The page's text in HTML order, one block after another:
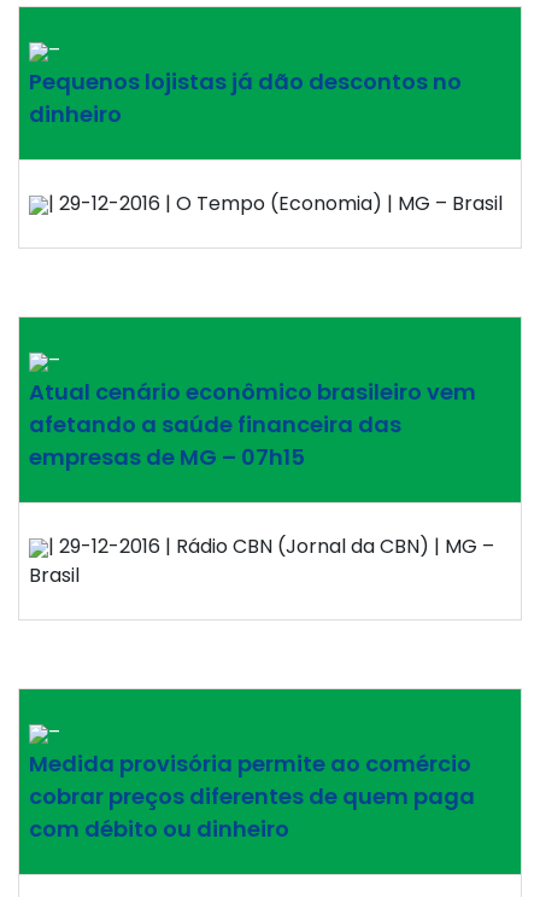
–
Pequenos lojistas já dão descontos no
dinheiro
| 29-12-2016 | O Tempo (Economia) | MG – Brasil
–
Atual cenário econômico brasileiro vem
afetando a saúde financeira das
empresas de MG – 07h15
| 29-12-2016 | Rádio CBN (Jornal da CBN) | MG –
Brasil
–
Medida provisória permite ao comércio
cobrar preços diferentes de quem paga
com débito ou dinheiro